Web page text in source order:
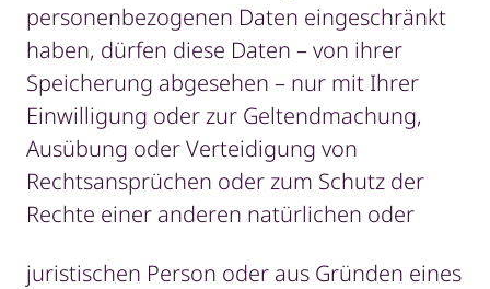
personenbezogenen Daten eingeschränkt
haben, dürfen diese Daten – von ihrer
Speicherung abgesehen – nur mit Ihrer
Einwilligung oder zur Geltendmachung,
Ausübung oder Verteidigung von
Rechtsansprüchen oder zum Schutz der
Rechte einer anderen natürlichen oder
juristischen Person oder aus Gründen eines